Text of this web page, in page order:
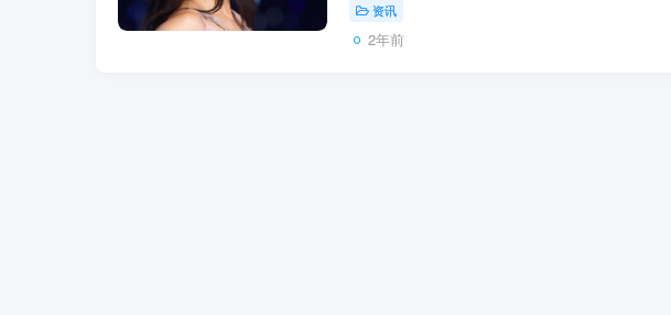
资讯
2年前